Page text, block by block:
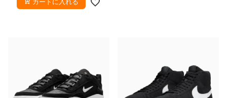
カートに入れる